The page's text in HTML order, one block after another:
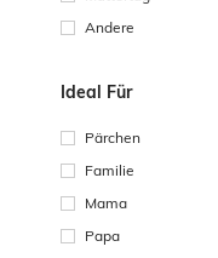
Andere
Ideal Für
Pärchen
Familie
Mama
Papa